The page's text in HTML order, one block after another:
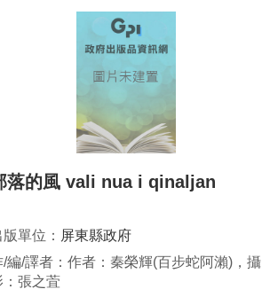
落的風 vali nua i qinaljan
版單位： 屏東縣政府
/編/譯者：作者：秦榮輝(百步蛇阿瀨)，攝
：張之萓